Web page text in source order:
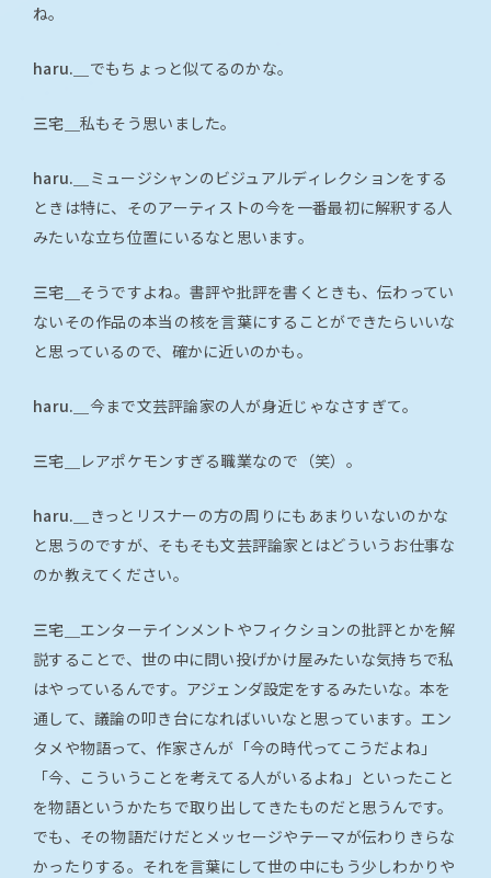
ね。
haru.＿ でもちょっと似てるのかな。
三宅＿ 私もそう思いました。
haru.＿
ミュージシャンのビジュアルディレクションをする
ときは特に、そのアーティストの今を一番最初に解釈する人
みたいな立ち位置にいるなと思います。
三宅＿ そうですよね。書評や批評を書くときも、伝わってい
ないその作品の本当の核を言葉にすることができたらいいな
と思っているので、確かに近いのかも。
haru.＿ 今まで文芸評論家の人が身近じゃなさすぎて。
三宅＿ レアポケモンすぎる職業なので（笑）。
haru.＿
きっとリスナーの方の周りにもあまりいないのかな
と思うのですが、そもそも文芸評論家とはどういうお仕事な
のか教えてください。
三宅＿ エンターテインメントやフィクションの批評とかを解
説することで、世の中に問い投げかけ屋みたいな気持ちで私
はやっているんです。アジェンダ設定をするみたいな。本を
通して、議論の叩き台になればいいなと思っています。エン
タメや物語って、作家さんが「今の時代ってこうだよね」
「今、こういうことを考えてる人がいるよね」といったこと
を物語というかたちで取り出してきたものだと思うんです。
でも、その物語だけだとメッセージやテーマが伝わりきらな
かったりする。それを言葉にして世の中にもう少しわかりや